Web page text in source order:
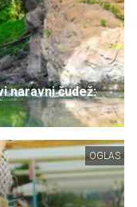
naravni čudež:
OGLAS